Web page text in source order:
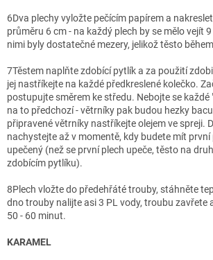
6Dva plechy vyložte pečícím papírem a
průměru 6 cm - na každý plech by se mělo vejít
nimi byly dostatečné mezery, jelikož těsto
7Těstem naplňte zdobící pytlík a za použití
jej nastříkejte na každé předkreslené kolečko.
postupujte směrem ke středu. Nebojte se každé
na to předchozí - větrníky pak budou hezky
připravené větrníky nastříkejte olejem ve spreji.
nachystejte až v momentě, kdy budete mít první
upečený (než se první plech upeče, těsto na
zdobícím pytlíku).
8Plech vložte do předehřáté trouby, stáhněte
dno trouby nalijte asi 3 PL vody, troubu zavřete
50 - 60 minut.
KARAMEL